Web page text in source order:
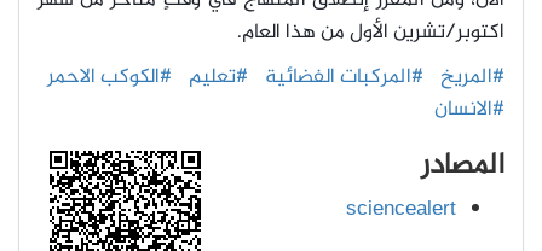
اكتوبر/تشرين الأول من هذا العام.
#المريخ #المركبات الفضائية #تعليم #الكوكب الاحمر
#الانسان
المصادر
sciencealert